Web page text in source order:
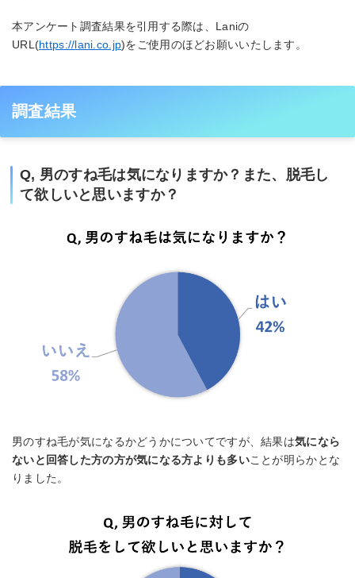
本アンケート調査結果を引用する際は、Laniの
URL(https://lani.co.jp)をご使用のほどお願いいたします。
調査結果
Q, 男のすね毛は気になりますか？また、脱毛し
て欲しいと思いますか？
男のすね毛が気になるかどうかについてですが、結果は気になら
ないと回答した方の方が気になる方よりも多いことが明らかとな
りました。